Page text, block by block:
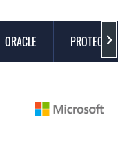
ORACLE 